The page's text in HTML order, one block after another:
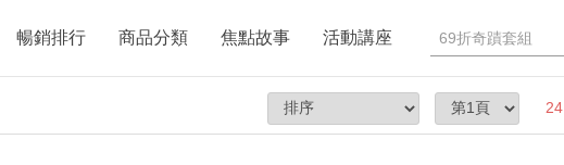
暢銷排行 商品分類 焦點故事 活動講座
24